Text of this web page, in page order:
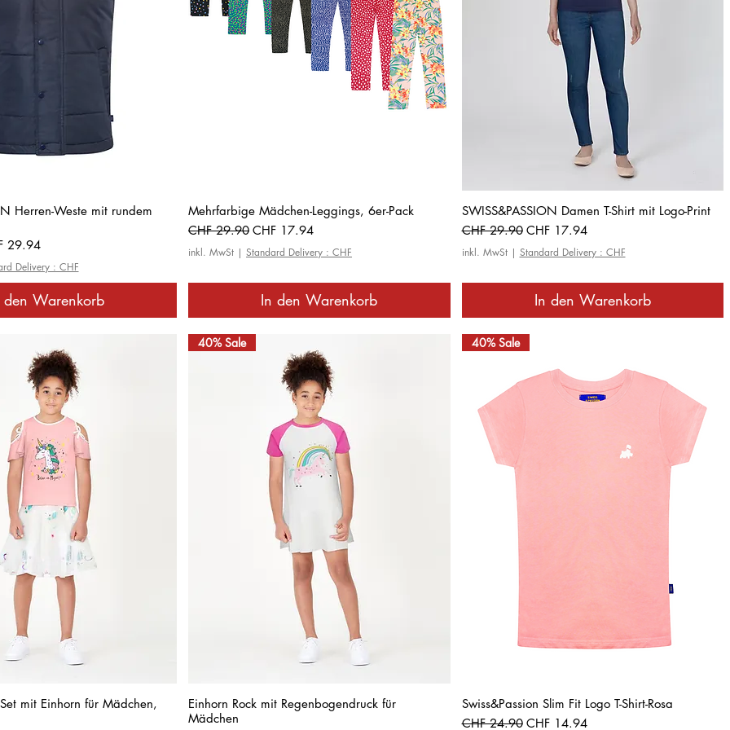
Schnellansicht
Herren-Weste mit rundem
Preis
29.94
Delivery : CHF
den Warenkorb
Schnellansicht
Mehrfarbige Mädchen-Leggings, 6er-Pack
Standardpreis
CHF 29.90 Sale-Preis
CHF 17.94
inkl. MwSt | Standard Delivery : CHF
In den Warenkorb
Schnellansicht
SWISS&PASSION Damen T-Shirt mit Logo-Print
Standardpreis
CHF 29.90 Sale-Preis
CHF 17.94
inkl. MwSt| Standard Delivery : CHF
In den Warenkorb
Schnellansicht
mit Einhorn für Mädchen, Schnellansicht
40% Sale
Einhorn Rock mit Regenbogendruck für
Mädchen
Schnellansicht
40% Sale
Swiss&Passion Slim Fit Logo T-Shirt-Rosa
Standardpreis
CHF 24.90 Sale-Preis
CHF 14.94